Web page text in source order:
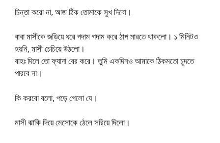
চিন্তা করো না, আজ ঠিক তোমাকে সুখ দিবো।
বাবা মাসীকে জড়িয়ে ধরে গদাম গদাম করে ঠাপ মারতে থাকলো। ১ মিনিটও
হয়নি, মাসী চেচিয়ে উঠলো।
বাহঃ দিলে তো ফ্যাদা বের করে। তুমি একদিনও আমাকে ঠিকমতো চুদতে
পারবে না।
কি করবো বলো, পড়ে গেলো যে।
মাসী ঝাকি দিয়ে মেসোকে ঠেলে সরিয়ে দিলো।